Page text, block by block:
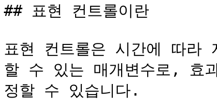
## 표현 컨트롤이란
표현 컨트롤은 시간에 따라
할 수 있는 매개변수로, 효
정할 수 있습니다.